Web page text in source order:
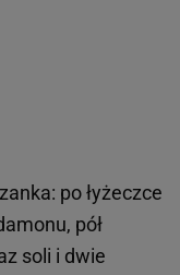
po łyżeczce
pół
soli i dwie